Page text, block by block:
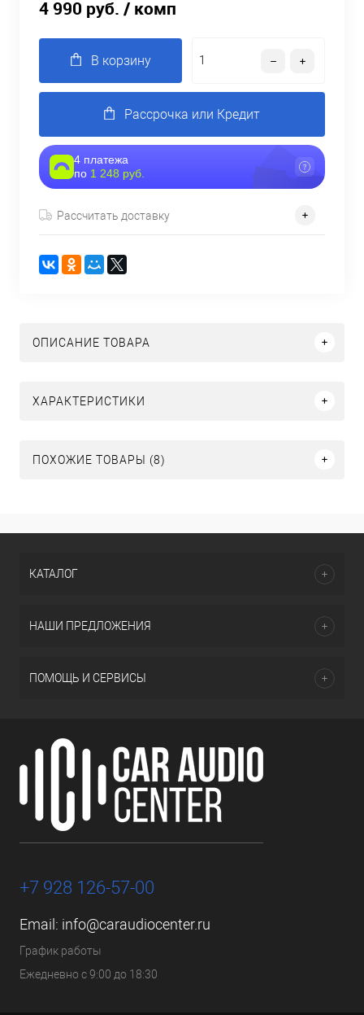
4 990 руб. / комп
В корзину
Рассрочка или Кредит
4 платежа
по 1 248 руб.
Рассчитать доставку
ОПИСАНИЕ ТОВАРА
ХАРАКТЕРИСТИКИ
ПОХОЖИЕ ТОВАРЫ (8)
КАТАЛОГ
НАШИ ПРЕДЛОЖЕНИЯ
ПОМОЩЬ И СЕРВИСЫ
+7 928 126-57-00
Email: info@caraudiocenter.ru
График работы
Ежедневно с 9:00 до 18:30